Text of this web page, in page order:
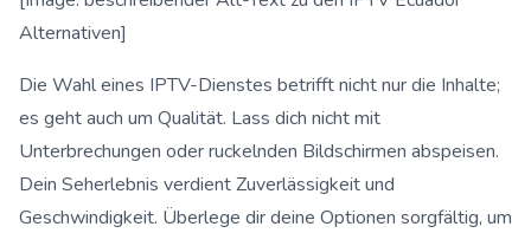
Alternativen]
Die Wahl eines IPTV-Dienstes betrifft nicht nur die Inhalte;
es geht auch um Qualität. Lass dich nicht mit
Unterbrechungen oder ruckelnden Bildschirmen abspeisen.
Dein Seherlebnis verdient Zuverlässigkeit und
Geschwindigkeit. Überlege dir deine Optionen sorgfältig, um